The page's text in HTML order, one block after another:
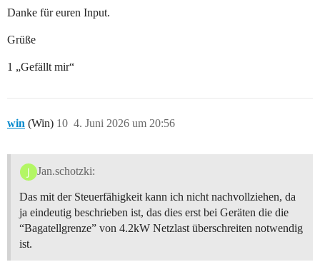
Danke für euren Input.
Grüße
1 „Gefällt mir“
win (Win) 4. Juni 2026 um 20:56
10
Jan.schotzki:
Das mit der Steuerfähigkeit kann ich nicht nachvollziehen, da
ja eindeutig beschrieben ist, das dies erst bei Geräten die die
“Bagatellgrenze” von 4.2kW Netzlast überschreiten notwendig
ist.